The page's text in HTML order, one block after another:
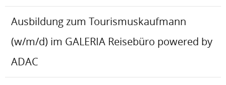
Ausbildung zum Tourismuskaufmann
(w/m/d) im GALERIA Reisebüro powered by
ADAC